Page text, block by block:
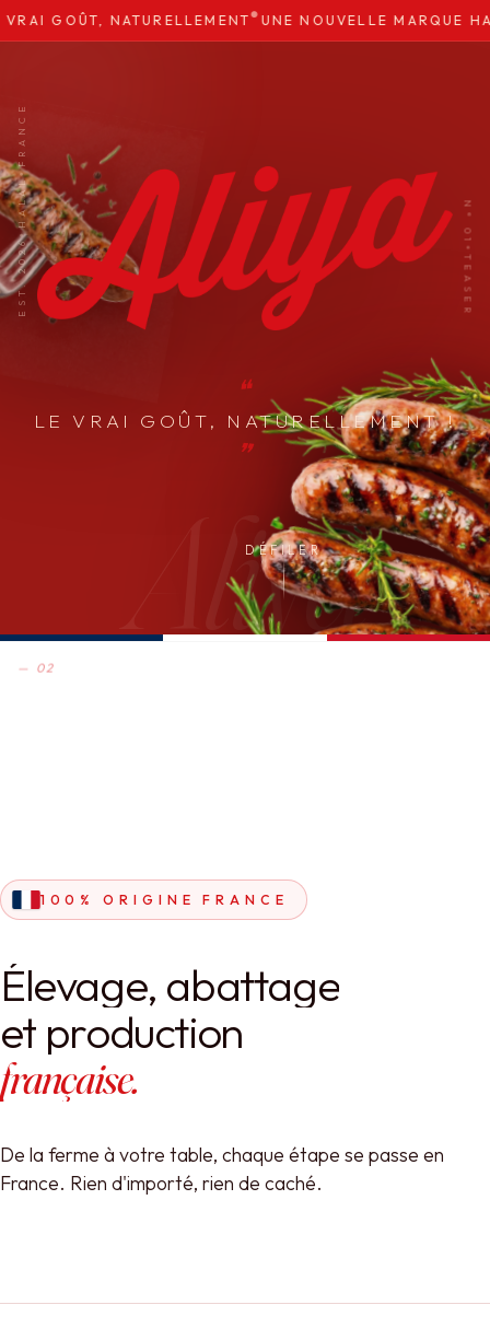
GOÛT, NATURELLEMENT● UNE NOUVELLE MARQUE
EST. 2026
●
HALAL
●
FRANCE
N° 01
●
TEASER
Aliya
❝
LE VRAI GOÛT, NATURELLEMENT !
❞
DÉFILER
— 02
100% ORIGINE FRANCE
Élevage, abattage
et production
française.
De la ferme à votre table, chaque étape se passe en
France. Rien d'importé, rien de caché.